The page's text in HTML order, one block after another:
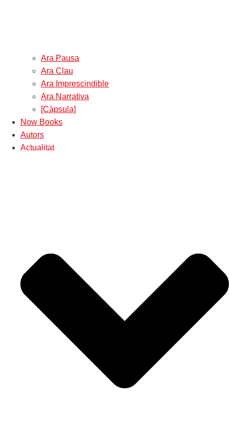
Ara Pausa
Ara Clau
Ara Imprescindible
Ara Narrativa
[Càpsula]
Now Books
Autors
Actualitat